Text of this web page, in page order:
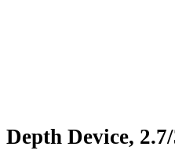
Depth Device,